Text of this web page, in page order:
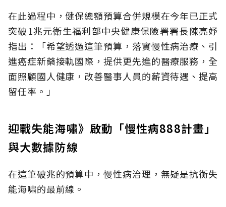
在此過程中，健保總額預算合併規模在今年已正式
突破1兆元衛生福利部中央健康保險署署長陳亮妤
指出：「希望透過這筆預算，落實慢性病治療、引
進癌症新藥接軌國際，提供更先進的醫療服務，全
面照顧國人健康，改善醫事人員的薪資待遇、提高
留任率。」
迎戰失能海嘯》啟動「慢性病888計畫」
與大數據防線
在這筆破兆的預算中，慢性病治理，無疑是抗衡失
能海嘯的最前線。